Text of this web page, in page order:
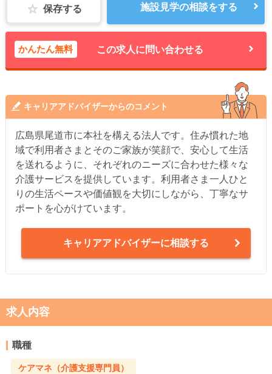
保存する 施設見学の相談をする
かんたん無料 この求人に問い合わせる
キャリアアドバイザーからのコメント
広島県尾道市に本社を構える法人です。住み慣れた地
域で利用者さまとそのご家族が笑顔で、安心して生活
を送れるように、それぞれのニーズに合わせた様々な
介護サービスを提供しています。利用者さま一人ひと
りの生活ペースや価値観を大切にしながら、丁寧なサ
ポートを心がけています。
キャリアアドバイザーに相談する
求人内容
職種
ケアマネ（介護支援専門員）